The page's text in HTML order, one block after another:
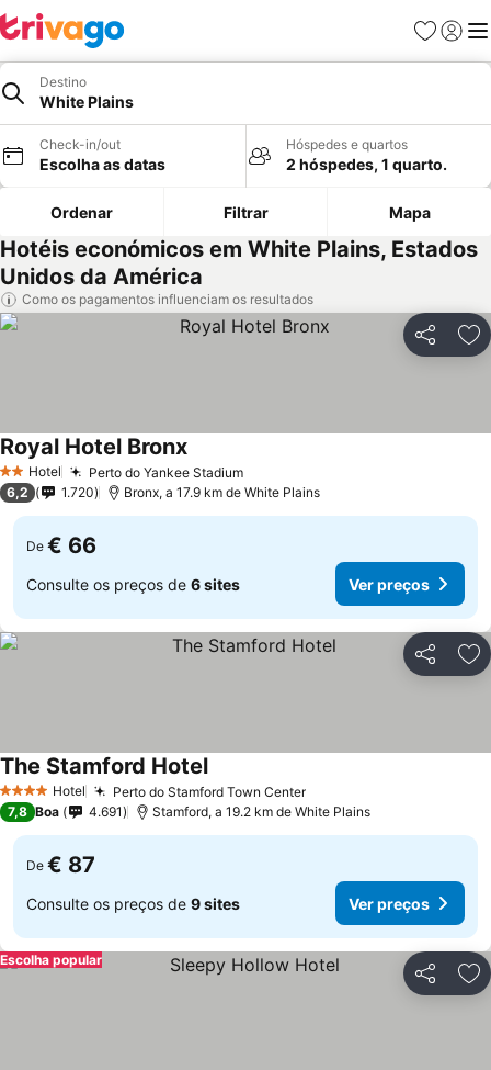
Favoritos
Iniciar
Destino
White Plains
Check-in/out
Escolha as datas
Hóspedes e quartos
2 hóspedes, 1 quarto.
Ordenar Filtrar Mapa
Hotéis económicos em White Plains, Estados
Unidos da América
Como os pagamentos influenciam os resultados
Partilhar
2 Estrelas
Hotel Perto do Yankee StadiumVer preços
Royal Hotel BronxVer preços
6,2 1.720 Bronx, a 17.9 km de White Plains
De € 66
Consulte os preços de 6 sites Ver preços
Partilhar
4 EstrelasHotel Perto do Stamford Town CenterVer preços
The Stamford HotelVer preços
7,8 Boa 4.691 Stamford, a 19.2 km de White Plains
De € 87
Consulte os preços de 9 sites Ver preços
Partilhar
Escolha popular